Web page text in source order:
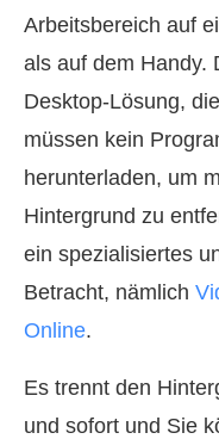
Arbeitsbereich auf
als auf dem Handy.
Desktop‑Lösung,
müssen kein
herunterladen, um
Hintergrund zu
ein spezialisiertes
Betracht, nämlich
Online.
Es trennt den
und sofort und Sie